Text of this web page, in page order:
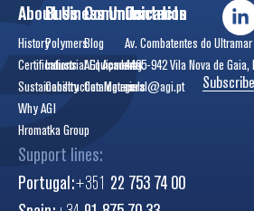
About Us
History
Certifications
Sustainability
Why AGI
Hromatka Group
Business Units
Polymers
Industrial Equipments
Construction Materials
Communication
Blog
AGI Academy
Catalogues
Contacts
Av. Combatentes do
4405-942 Vila Nova de Gaia,
geral@agi.pt
Support lines:
Portugal:+351 22 753 74 00